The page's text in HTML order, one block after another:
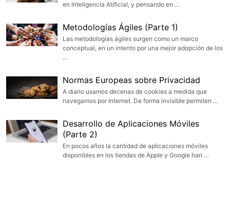
en Inteligencia Atificial, y pensando en …
Metodologías Ágiles (Parte 1)
Las metodologías ágiles surgen como un marco
conceptual, en un intento por una mejor adopción de los
…
Normas Europeas sobre Privacidad
A diario usamos decenas de cookies a medida que
navegamos por Internet. De forma invisible permiten …
Desarrollo de Aplicaciones Móviles
(Parte 2)
En pocos años la cantidad de aplicaciones móviles
disponibles en los tiendas de Apple y Google han …